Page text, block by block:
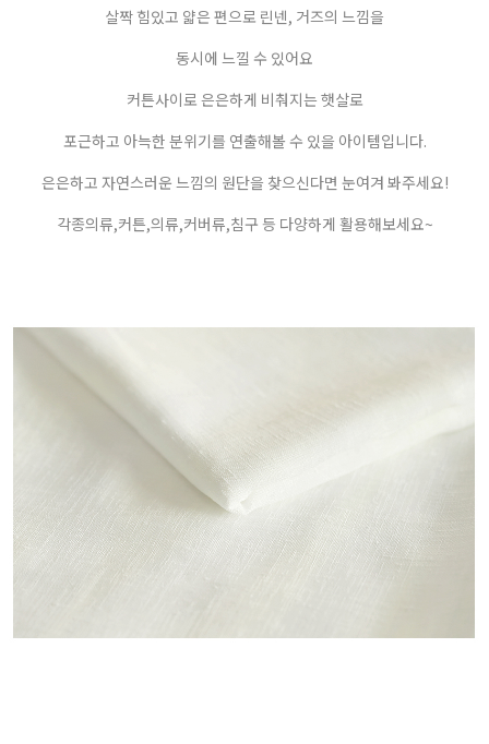
살짝 힘있고 얇은 편으로 린넨, 거즈의 느낌을
동시에 느낄 수 있어요
커튼사이로 은은하게 비춰지는 햇살로
포근하고 아늑한 분위기를 연출해볼 수 있을 아이템입니다.
은은하고 자연스러운 느낌의 원단을 찾으신다면 눈여겨 봐주세요!
각종의류,커튼,의류,커버류,침구 등 다양하게 활용해보세요~